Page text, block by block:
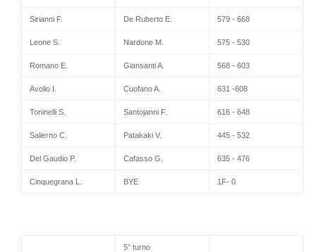
Sirianni F. De Ruberto E. 579 - 668
Leone S. Nardone M. 575 - 530
Romano E. Giansanti A. 568 - 603
Avolio I. Cuofano A. 631 -608
Toninelli S. Santojanni F. 616 - 648
Salierno C. Patakaki V. 445 - 532
Del Gaudio P. Cafasso G. 635 - 476
Cinquegrana L. BYE 1F- 0
5° turno